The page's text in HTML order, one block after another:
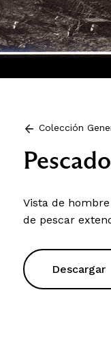
Colección
Vista de
de pescar
Descargar